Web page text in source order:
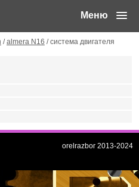
Меню
/almera N16 / система двигателя
orelrazbor 2013-2024